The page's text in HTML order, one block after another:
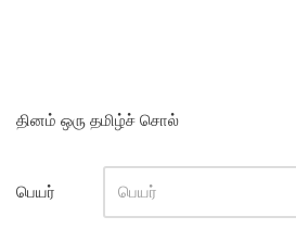
தினம் ஒரு தமிழ்ச் சொல்
பெயர்